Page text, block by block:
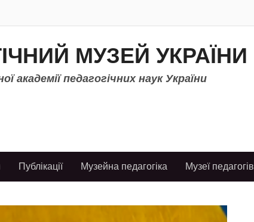
МУЗЕЙ УКРАЇНИ
академії педагогічних наук України
Публікації Музейна педагогіка Музеї педагогів